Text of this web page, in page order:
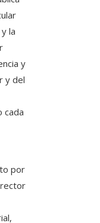
la
y
y del
cada
por